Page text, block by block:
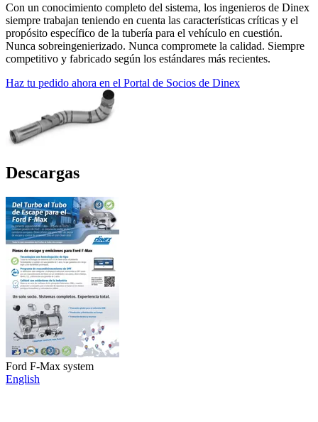
Con un conocimiento completo del sistema, los ingenieros de Dinex
siempre trabajan teniendo en cuenta las características críticas y el
propósito específico de la tubería para el vehículo en cuestión.
Nunca sobreingenierizado. Nunca compromete la calidad. Siempre
competitivo y fabricado según los estándares más recientes.
Haz tu pedido ahora en el Portal de Socios de Dinex
Descargas
Ford F-Max system
English